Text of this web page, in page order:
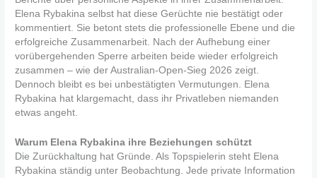
Elena Rybakina selbst hat diese Gerüchte nie bestätigt oder
kommentiert. Sie betont stets die professionelle Ebene und die
erfolgreiche Zusammenarbeit. Nach der Aufhebung einer
vorübergehenden Sperre arbeiten beide wieder erfolgreich
zusammen – wie der Australian-Open-Sieg 2026 zeigt.
Dennoch bleibt es bei unbestätigten Vermutungen. Elena
Rybakina hat klargemacht, dass ihr Privatleben niemanden
etwas angeht.
Warum Elena Rybakina ihre Beziehungen schützt
Die Zurückhaltung hat Gründe. Als Topspielerin steht Elena
Rybakina ständig unter Beobachtung. Jede private Information